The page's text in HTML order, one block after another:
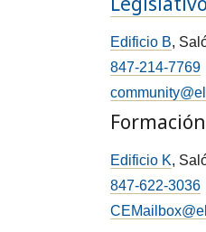
Edificio B,
847-214-7769
Edificio K,
847-622-3036